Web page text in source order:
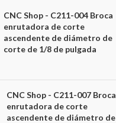
CNC Shop - C211-004 Broca
enrutadora de corte
ascendente de diámetro de
corte de 1/8 de pulgada
CNC Shop - C211-007 Broca
enrutadora de corte
ascendente de diámetro de